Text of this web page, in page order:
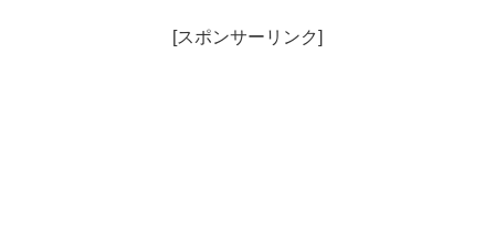
[スポンサーリンク]